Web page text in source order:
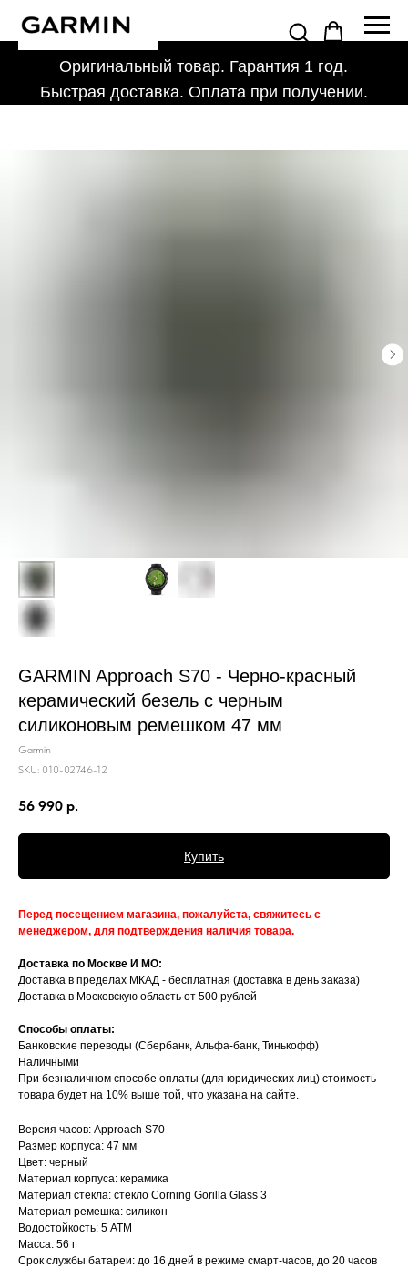
Оригинальный товар. Гарантия 1 год.
Быстрая доставка. Оплата при получении.
GARMIN Approach S70 - Черно-красный
керамический безель с черным
силиконовым ремешком 47 мм
Garmin
SKU: 010-02746-12
56 990 р.
Купить
Перед посещением магазина, пожалуйста, свяжитесь с
менеджером, для подтверждения наличия товара.
Доставка по Москве И МО:
Доставка в пределах МКАД - бесплатная (доставка в день заказа)
Доставка в Московскую область от 500 рублей
Способы оплаты:
Банковские переводы (Сбербанк, Альфа-банк, Тинькофф)
Наличными
При безналичном способе оплаты (для юридических лиц) стоимость
товара будет на 10% выше той, что указана на сайте.
Версия часов: Approach S70
Размер корпуса: 47 мм
Цвет: черный
Материал корпуса: керамика
Материал стекла: стекло Corning Gorilla Glass 3
Материал ремешка: силикон
Водостойкость: 5 АТМ
Масса: 56 г
Срок службы батареи: до 16 дней в режиме смарт-часов, до 20 часов